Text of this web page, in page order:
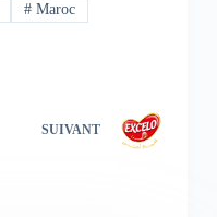
# Maroc
SUIVANT